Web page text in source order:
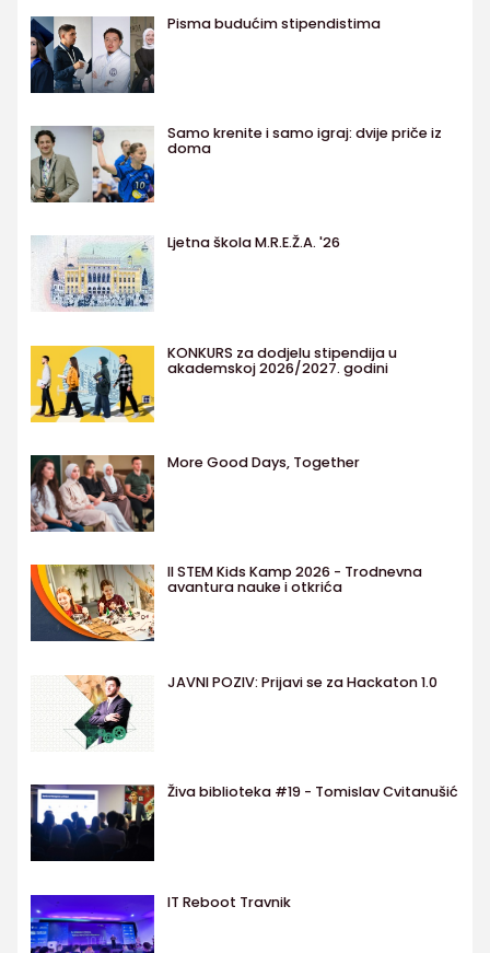
Pisma budućim stipendistima
Samo krenite i samo igraj: dvije priče iz
doma
Ljetna škola M.R.E.Ž.A. '26
KONKURS za dodjelu stipendija u
akademskoj 2026/2027. godini
More Good Days, Together
II STEM Kids Kamp 2026 - Trodnevna
avantura nauke i otkrića
JAVNI POZIV: Prijavi se za Hackaton 1.0
Živa biblioteka #19 - Tomislav Cvitanušić
IT Reboot Travnik